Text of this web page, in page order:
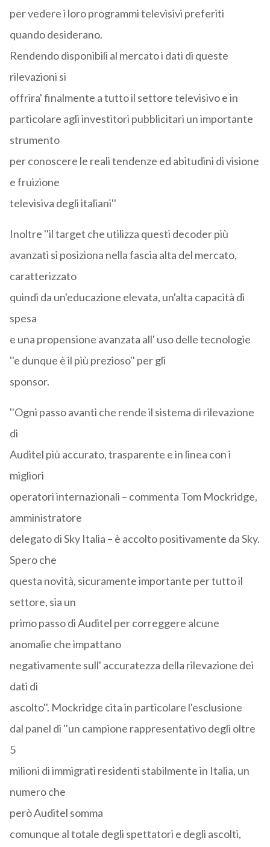
per vedere i loro programmi televisivi preferiti
quando desiderano.
Rendendo disponibili al mercato i dati di queste
rilevazioni si
offrira' finalmente a tutto il settore televisivo e in
particolare agli investitori pubblicitari un importante
strumento
per conoscere le reali tendenze ed abitudini di visione
e fruizione
televisiva degli italiani''
Inoltre ''il target che utilizza questi decoder più
avanzati si posiziona nella fascia alta del mercato,
caratterizzato
quindi da un'educazione elevata, un'alta capacità di
spesa
e una propensione avanzata all' uso delle tecnologie
''e dunque è il più prezioso'' per gli
sponsor.
''Ogni passo avanti che rende il sistema di rilevazione
di
Auditel più accurato, trasparente e in linea con i
migliori
operatori internazionali – commenta Tom Mockridge,
amministratore
delegato di Sky Italia – è accolto positivamente da Sky.
Spero che
questa novità, sicuramente importante per tutto il
settore, sia un
primo passo di Auditel per correggere alcune
anomalie che impattano
negativamente sull' accuratezza della rilevazione dei
dati di
ascolto''. Mockridge cita in particolare l'esclusione
dal panel di ''un campione rappresentativo degli oltre
5
milioni di immigrati residenti stabilmente in Italia, un
numero che
però Auditel somma
comunque al totale degli spettatori e degli ascolti,